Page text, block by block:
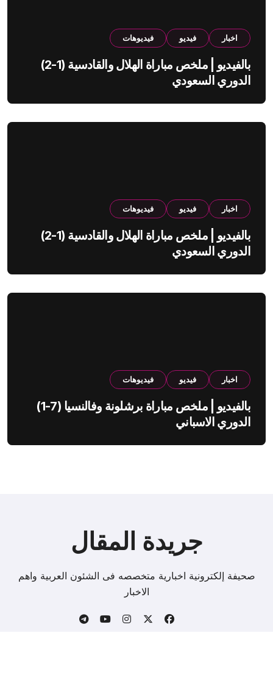
اخبار فيديو فيديوهات
بالفيديو | ملخص مباراة الهلال والقادسية (1-2)
الدوري السعودي
اخبار فيديو فيديوهات
بالفيديو | ملخص مباراة الهلال والقادسية (1-2)
الدوري السعودي
اخبار فيديو فيديوهات
بالفيديو | ملخص مباراة برشلونة وفالنسيا (7-1)
الدوري الاسباني
جريدة المقال
صحيفة إلكترونية اخبارية متخصصه فى الشئون العربية واهم
الاخبار